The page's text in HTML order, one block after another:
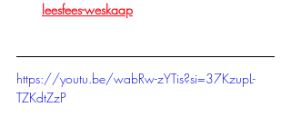
leesfees-weskaap
https://youtu.be/wabRw-zYTis?si=37KzupL-
TZKdtZzP